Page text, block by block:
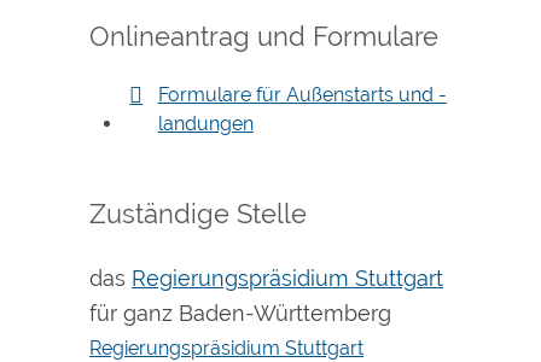
Onlineantrag und Formulare
Formulare für Außenstarts und -
landungen
Zuständige Stelle
das Regierungspräsidium Stuttgart
für ganz Baden-Württemberg
Regierungspräsidium Stuttgart